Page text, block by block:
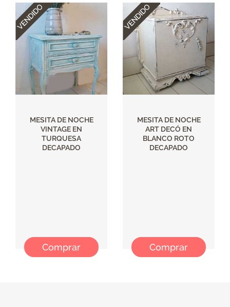
MESITA DE NOCHE
VINTAGE EN
TURQUESA
DECAPADO
Comprar
MESITA DE NOCHE
ART DECÓ EN
BLANCO ROTO
DECAPADO
Comprar